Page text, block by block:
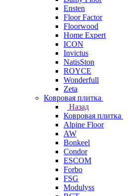
Ensten
Floor Factor
Floorwood
Home Expert
ICON
Invictus
NatisSton
ROYCE
Wonderfull
Zeta
Ковровая плитка
Назад
Ковровая плитка
Alpine Floor
AW
Bonkeel
Condor
ESCOM
Forbo
FSG
Modulyss